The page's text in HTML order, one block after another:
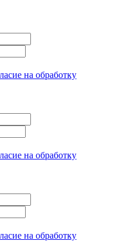
на обработку
на обработку
на обработку